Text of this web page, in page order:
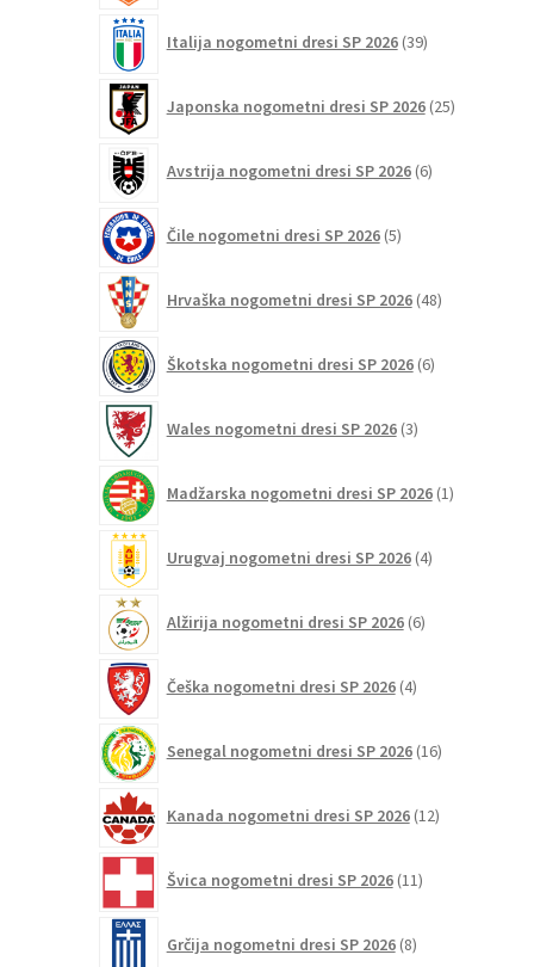
Italija nogometni dresi SP 2026 39izdelkov
Japonska nogometni dresi SP 2026 25izdelkov
Avstrija nogometni dresi SP 2026 6izdelkov
Čile nogometni dresi SP 2026 5izdelkov
Hrvaška nogometni dresi SP 2026 48izdelkov
Škotska nogometni dresi SP 2026 6izdelkov
Wales nogometni dresi SP 2026 3izdelki
Madžarska nogometni dresi SP 2026 1izdelek
Urugvaj nogometni dresi SP 2026 4izdelki
Alžirija nogometni dresi SP 2026 6izdelkov
Češka nogometni dresi SP 2026 4izdelki
Senegal nogometni dresi SP 2026 16izdelkov
Kanada nogometni dresi SP 2026 12izdelkov
Švica nogometni dresi SP 2026 11izdelkov
Grčija nogometni dresi SP 2026 8izdelkov